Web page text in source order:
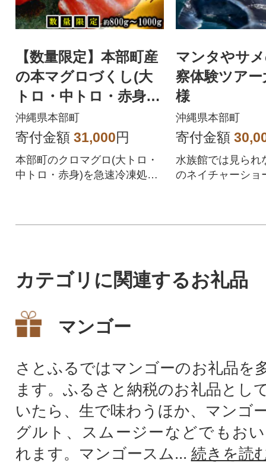
【数量限定】本部町産
の本マグロづくし(大
トロ・中トロ・赤身)
約800g～1000g
沖縄県本部町
寄付金額 31,000円
本部町のクロマグロ(大トロ・
中トロ・赤身)を急速冷凍処理
マンタやサ
察体験ツアー
様
沖縄県本部町
寄付金額
水族館では見られ
のネイチャーショ
カテゴリに関連するお礼品
マンゴー
さとふるではマンゴーのお礼品を
ます。ふるさと納税のお礼品とし
いたら、生で味わうほか、マンゴ
グルト、スムージーなどでもお
れます。マンゴースム... 続きを読